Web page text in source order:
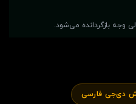
وجه بازگردانده می‌شود.